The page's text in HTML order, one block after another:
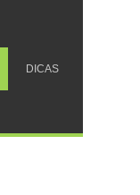
DICAS